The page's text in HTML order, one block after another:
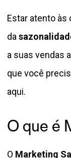
Estar atento às
da
a suas vendas
que você
aqui.
O que é
O Marketing